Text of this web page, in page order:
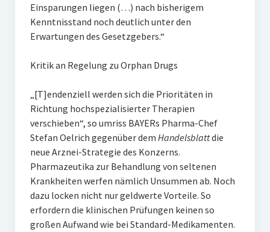
Einsparungen liegen (…) nach bisherigem
Kenntnisstand noch deutlich unter den
Erwartungen des Gesetzgebers.“
Kritik an Regelung zu Orphan Drugs
„[T]endenziell werden sich die Prioritäten in
Richtung hochspezialisierter Therapien
verschieben“, so umriss BAYERs Pharma-Chef
Stefan Oelrich gegenüber dem Handelsblattdie
neue Arznei-Strategie des Konzerns.
Pharmazeutika zur Behandlung von seltenen
Krankheiten werfen nämlich Unsummen ab. Noch
dazu locken nicht nur geldwerte Vorteile. So
erfordern die klinischen Prüfungen keinen so
großen Aufwand wie bei Standard-Medikamenten.